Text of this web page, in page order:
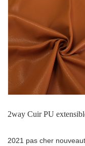
2way Cuir PU
2021 pas cher